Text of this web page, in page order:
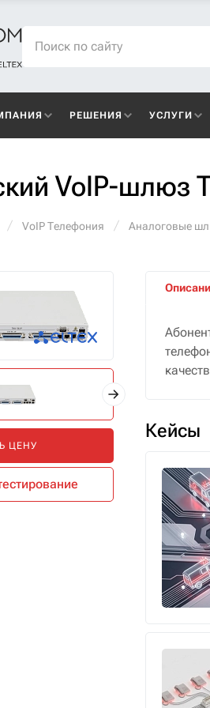
РЕШЕНИЯ УСЛУГИ
VoIP-шлюз
VoIP Телефония Аналоговые
ЦЕНУ
Кейсы